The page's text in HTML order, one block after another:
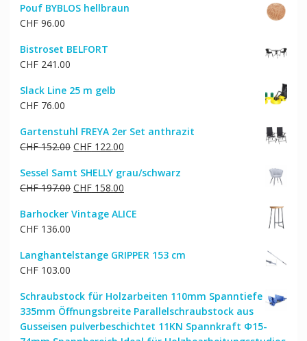
war:
ist:
Pouf BYBLOS hellbraun
CHF96.00
Bistroset BELFORT
CHF241.00
Slack Line 25 m gelb
CHF76.00
Gartenstuhl FREYA 2er Set anthrazit
CHF152.00 Ursprünglicher
war:
CHF 152.00
CHF122.00Aktueller
ist:
CHF 122.00.
Sessel Samt SHELLY grau/schwarz
CHF197.00 Ursprünglicher
war:
CHF158.00Aktueller
ist:
Barhocker Vintage ALICE
CHF136.00
Langhantelstange GRIPPER 153 cm
CHF103.00
Schraubstock für Holzarbeiten 110mm Spanntiefe
335mm Öffnungsbreite Parallelschraubstock aus
Gusseisen pulverbeschichtet 11KN Spannkraft Φ15-